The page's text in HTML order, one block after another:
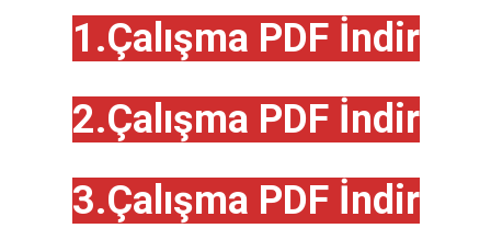
1.Çalışma PDF İndir
2.Çalışma PDF İndir
3.Çalışma PDF İndir